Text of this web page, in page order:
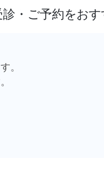
・ご予約をおす
。